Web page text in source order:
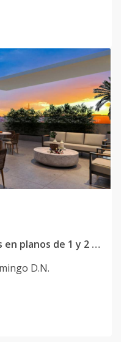
Proyectos de apartamentos en planos de 1 y 2 habitaciones en Naco
D.N.